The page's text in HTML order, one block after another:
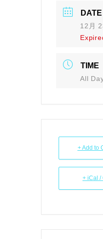
DATE
12月
TIME
All
+ Add to
+ iCal /